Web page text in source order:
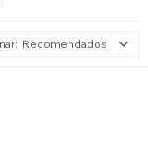
Recomendados